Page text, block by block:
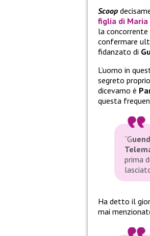
Scoop
figlia di Maria
la concorrente
confermare
fidanzato di
L’uomo in
segreto
dicevamo è
questa
“G
prima
Ha detto il
mai